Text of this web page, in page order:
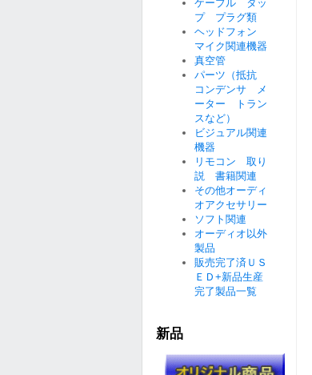
ケーブル タッ
プ プラグ類
ヘッドフォン
マイク関連機器
真空管
パーツ（抵抗
コンデンサ メ
ーター トラン
スなど）
ビジュアル関連
機器
リモコン 取り
説 書籍関連
その他オーディ
オアクセサリー
ソフト関連
オーディオ以外
製品
販売完了済ＵＳ
ＥＤ+新品生産
完了製品一覧
新品